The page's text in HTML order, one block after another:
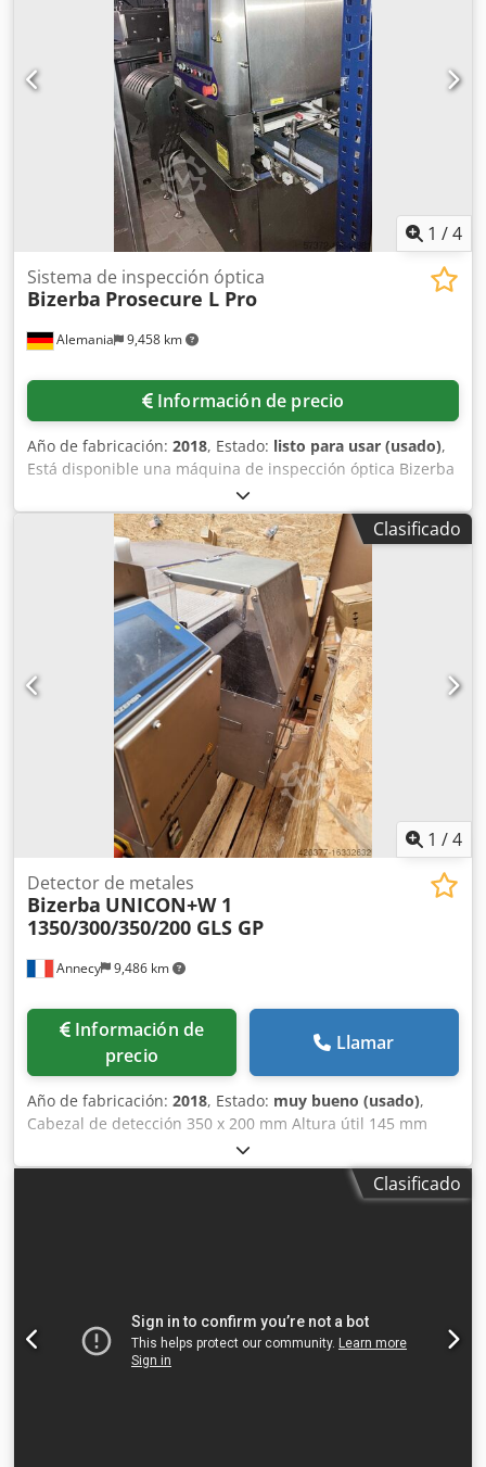
in situ. Credpoxc Nhmofx Apyof
1 /4
Alemania 9,458 km
Sistema de inspección óptica
Bizerba Prosecure L Pro
Información de precio
Año de fabricación: 2018, Estado: listo para usar (usado),
Está disponible una máquina de inspección óptica Bizerba
para el control de etiquetas y sellos en líneas de envasado.
Tecnología de cámara: configuración de doble cámara,
ubicación de las cámaras: parte superior e inferior,
velocidad de la cinta transportadora: 90 m/min,
dimensiones de la máquina X/Y/Z: aprox. 2100 mm/900
mm/1600 mm, peso: aprox. 600 kg. Documentación
disponible. Es posible una inspección in situ. Codpfsw
Duvzsx Apyorf
Clasificado
1 /4
Annecy 9,486 km
Detector de metales
Bizerba UNICON+W 1
1350/300/350/200 GLS GP
Información de
precio
Llamar
Año de fabricación: 2018, Estado: muy bueno (usado),
Cabezal de detección 350 x 200 mm Altura útil 145 mm
Cinta Intralox 1350 x 300 mm Con expulsión de productos
defectuosos en contenedor cerrado Año de construcción
Clasificado